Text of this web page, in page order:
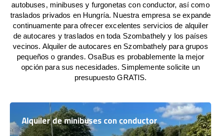
autobuses, minibuses y furgonetas con conductor, así como
traslados privados en Hungría. Nuestra empresa se expande
continuamente para ofrecer excelentes servicios de alquiler
de autocares y traslados en toda Szombathely y los países
vecinos. Alquiler de autocares en Szombathely para grupos
pequeños o grandes. OsaBus es probablemente la mejor
opción para sus necesidades. Simplemente solicite un
presupuesto GRATIS.
Alquiler de minibuses con conductor